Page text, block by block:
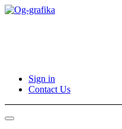
Sign in
Contact Us